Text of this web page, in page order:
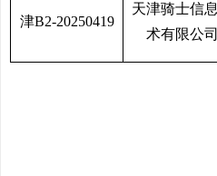
津B2-20250419
天津骑士信
术有限公司